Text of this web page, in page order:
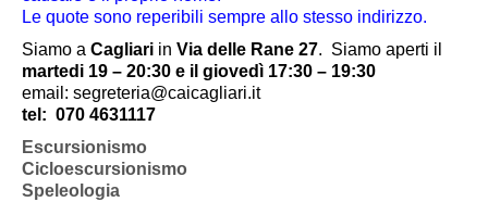
Le quote sono reperibili sempre allo stesso indirizzo.
Siamo a Cagliari in Via delle Rane 27. Siamo aperti il
martedi 19 – 20:30 e il giovedì 17:30 – 19:30
email: segreteria@caicagliari.it
tel: 070 4631117
Escursionismo
Cicloescursionismo
Speleologia